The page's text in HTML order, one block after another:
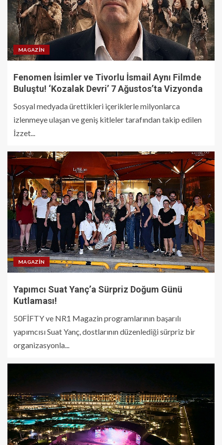
MAGAZIN
Fenomen İsimler ve Tivorlu İsmail Aynı Filmde
Buluştu! ‘Kozalak Devri’ 7 Ağustos’ta Vizyonda
Sosyal medyada ürettikleri içeriklerle milyonlarca
izlenmeye ulaşan ve geniş kitleler tarafından takip edilen
İzzet...
MAGAZIN
Yapımcı Suat Yanç’a Sürpriz Doğum Günü
Kutlaması!
50FİFTY ve NR1 Magazin programlarının başarılı
yapımcısı Suat Yanç, dostlarının düzenlediği sürpriz bir
organizasyonla...